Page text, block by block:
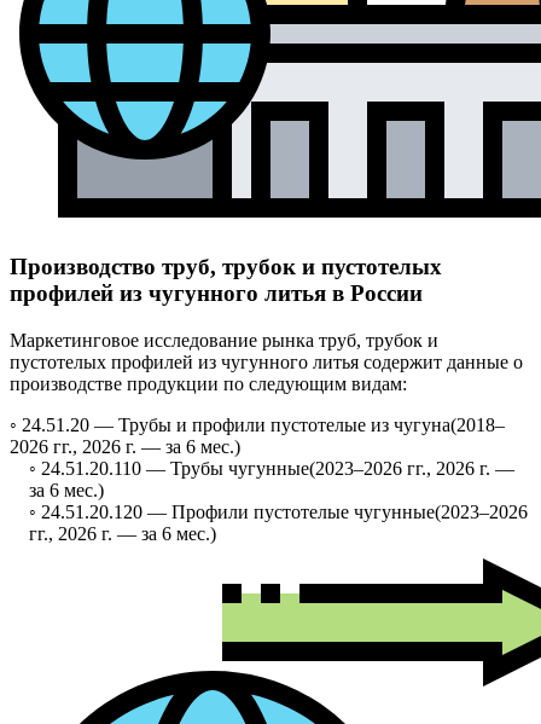
Производство труб, трубок и пустотелых
профилей из чугунного литья в России
Маркетинговое исследование рынка труб, трубок и
пустотелых профилей из чугунного литья содержит данные о
производстве продукции по следующим видам:
◦ 24.51.20 — Трубы и профили пустотелые из чугуна(2018–
2026 гг., 2026 г. — за 6 мес.)
◦ 24.51.20.110 — Трубы чугунные(2023–2026 гг., 2026 г. —
за 6 мес.)
◦ 24.51.20.120 — Профили пустотелые чугунные(2023–2026
гг., 2026 г. — за 6 мес.)